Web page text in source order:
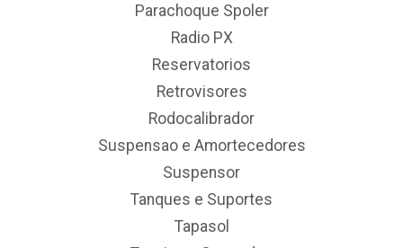
Parachoque Spoler
Radio PX
Reservatorios
Retrovisores
Rodocalibrador
Suspensao e Amortecedores
Suspensor
Tanques e Suportes
Tapasol